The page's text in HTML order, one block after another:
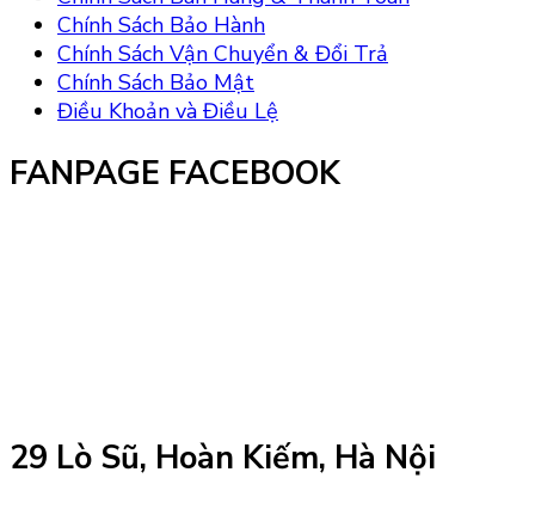
Chính Sách Bảo Hành
Chính Sách Vận Chuyển & Đổi Trả
Chính Sách Bảo Mật
Điều Khoản và Điều Lệ
FANPAGE FACEBOOK
29 Lò Sũ, Hoàn Kiếm, Hà Nội